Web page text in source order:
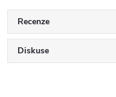
Recenze
Diskuse